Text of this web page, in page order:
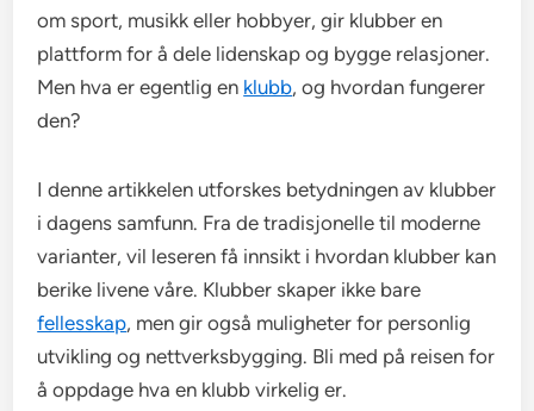
om sport, musikk eller hobbyer, gir klubber en
plattform for å dele lidenskap og bygge relasjoner.
Men hva er egentlig en klubb, og hvordan fungerer
den?
I denne artikkelen utforskes betydningen av klubber
i dagens samfunn. Fra de tradisjonelle til moderne
varianter, vil leseren få innsikt i hvordan klubber kan
berike livene våre. Klubber skaper ikke bare
fellesskap, men gir også muligheter for personlig
utvikling og nettverksbygging. Bli med på reisen for
å oppdage hva en klubb virkelig er.